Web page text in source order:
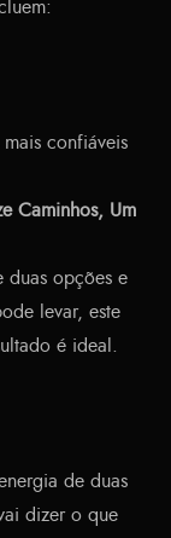
confiáveis
Caminhos, Um
duas opções e
levar, este
é ideal.
de duas
dizer o que